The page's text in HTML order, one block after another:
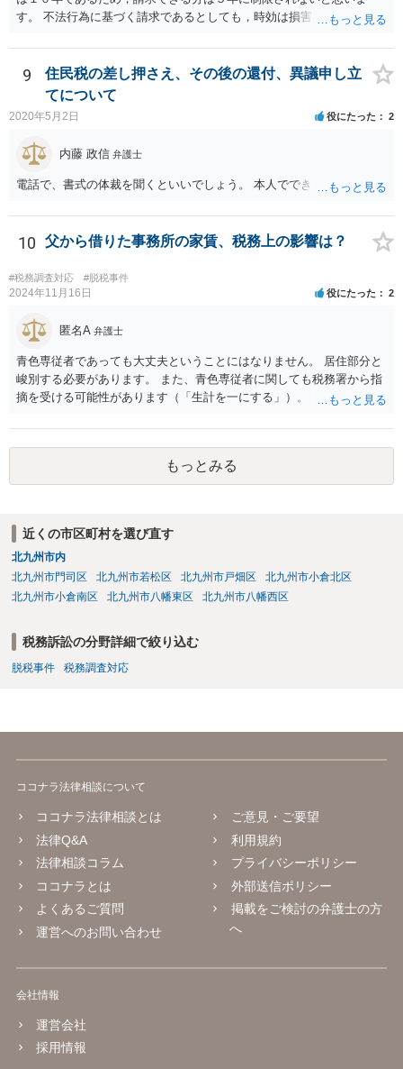
す。 不法行為に基づく請求であるとしても，時効は損害を知ってから
とをお勧めいたします。
9
住民税の差し押さえ、その後の還付、異議申し立
てについて
2020年5月2日 役にたった 2
内藤 政信 弁護士
電話で、書式の体裁を聞くといいでしょう。 本人でできますね。
10 父から借りた事務所の家賃、税務上の影響は？
#税務調査対応 #脱税事件
2024年11月16日 役にたった 2
匿名A 弁護士
青色専従者であっても大丈夫ということにはなりません。 居住部分と
峻別する必要があります。 また、青色専従者に関しても税務署から指
摘を受ける可能性があります（「生計を一にする」）。
もっとみる
近くの市区町村を選び直す
北九州市内
北九州市門司区
北九州市若松区 北九州市戸畑区
北九州市小倉北区
北九州市小倉南区
北九州市八幡東区 北九州市八幡西区
税務訴訟の分野詳細で絞り込む
脱税事件 税務調査対応
ココナラ法律相談について
ココナラ法律相談とは
法律Q&A
法律相談コラム
ココナラとは
よくあるご質問
運営へのお問い合わせ
ご意見・ご要望
利用規約
プライバシーポリシー
外部送信ポリシー
掲載をご検討の弁護士の方
へ
会社情報
運営会社
採用情報